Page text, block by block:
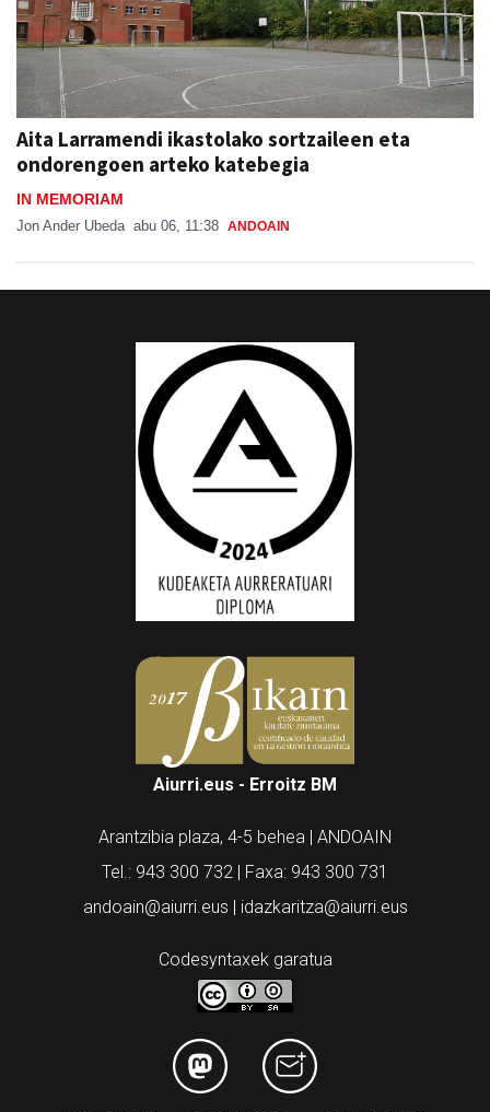
Aita Larramendi ikastolako sortzaileen eta
ondorengoen arteko katebegia
IN MEMORIAM
Jon Ander Ubeda abu 06, 11:38 ANDOAIN
Aiurri.eus - Erroitz BM
Arantzibia plaza, 4-5 behea | ANDOAIN
Tel.: 943 300 732 | Faxa: 943 300 731
andoain@aiurri.eus | idazkaritza@aiurri.eus
Codesyntaxek garatua